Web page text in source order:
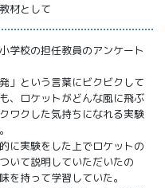
材として
学校の担任教員のアンケート
発」という言葉にビクビクして
、ロケットがどんな風に飛ぶ
ワクした気持ちになれる実験
的に実験をした上でロケットの
いて説明していただいたの
を持って学習していた。